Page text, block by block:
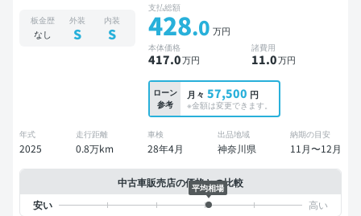
板金歴
なし
外装
S
内装
S
支払総額
428.0 万円
本体価格
417.0万円
諸費用
11.0万円
ローン
参考
月々 57,500 円
※金額は変更できます。
年式
2025
走行距離
0.8万km
車検
28年4月
出品地域
神奈川県
納期の目安
11月〜12月
中古車販売店の価格との比較
平均相場